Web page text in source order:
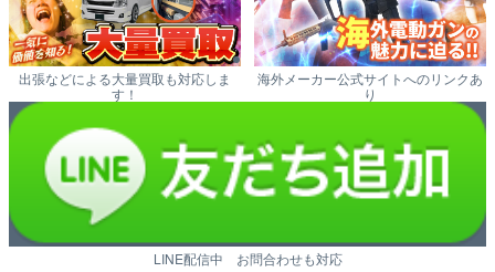
出張などによる大量買取も対応しま
す！
海外メーカー公式サイトへのリンクあ
り
LINE配信中 お問合わせも対応